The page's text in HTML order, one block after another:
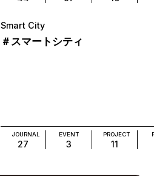
Smart City
＃スマートシティ
JOURNAL
27
EVENT
3
PROJECT
11